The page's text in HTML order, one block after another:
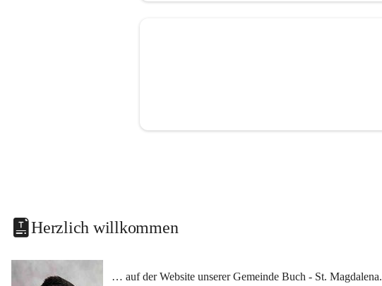
Herzlich willkommen
… auf der Website unserer Gemeinde Buch - St. Magdalena.